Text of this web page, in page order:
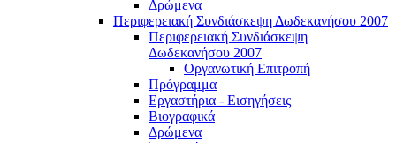
Δρώμενα
Περιφερειακή Συνδιάσκεψη Δωδεκανήσου 2007
Περιφερειακή Συνδιάσκεψη
Δωδεκανήσου 2007
Οργανωτική Επιτροπή
Πρόγραμμα
Εργαστήρια - Εισηγήσεις
Βιογραφικά
Δρώμενα